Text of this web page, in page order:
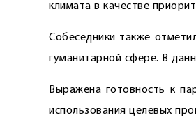
климата в качестве
Собеседники также
гуманитарной сфере. В
Выражена готовность к
использования целевых